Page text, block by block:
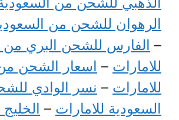
الرهوان للشحن من
– الفارس للشحن البري من
للامارات – اسعار الشحن
للامارات – نسر الوادي
السعودية للامارات –